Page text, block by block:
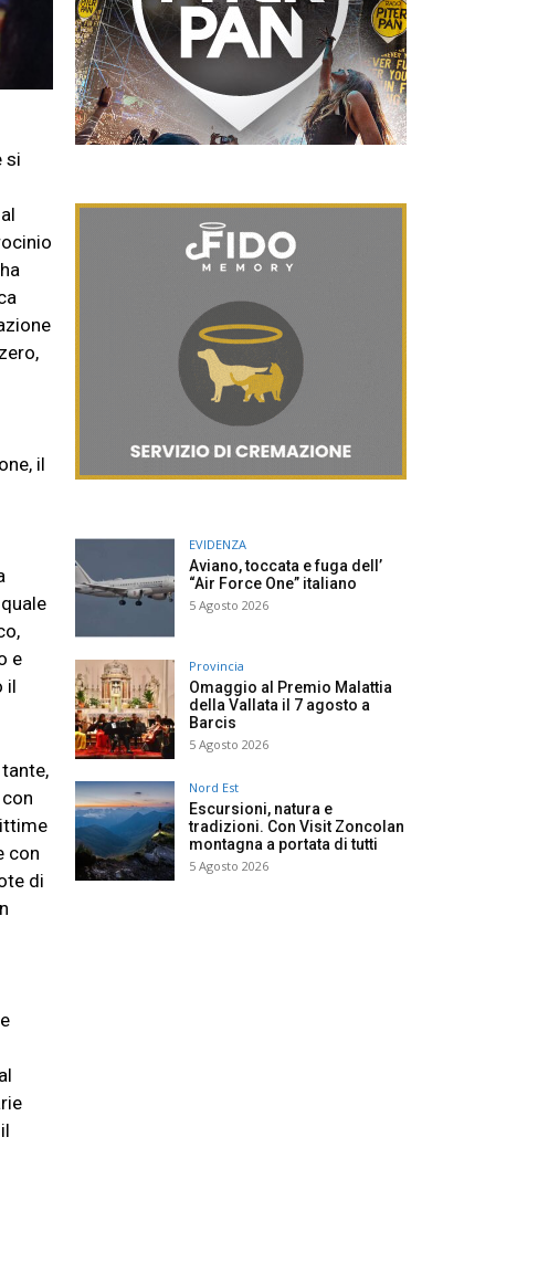
si
il
e
il
con
di
EVIDENZA
Aviano, toccata e fuga dell’
“Air Force One” italiano
5 Agosto 2026
Provincia
Omaggio al Premio Malattia
della Vallata il 7 agosto a
Barcis
5 Agosto 2026
Nord Est
Escursioni, natura e
tradizioni. Con Visit Zoncolan
montagna a portata di tutti
5 Agosto 2026